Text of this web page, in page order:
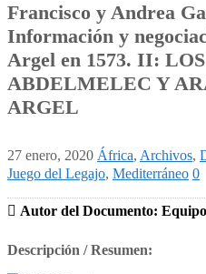
Francisco y Andrea
Información y
Argel en 1573. II:
ABDELMELEC Y
ARGEL
27 enero, 2020 África, Archivos,
Juego del Legajo, Mediterráneo 0
Autor del Documento:
Descripción / Resumen: